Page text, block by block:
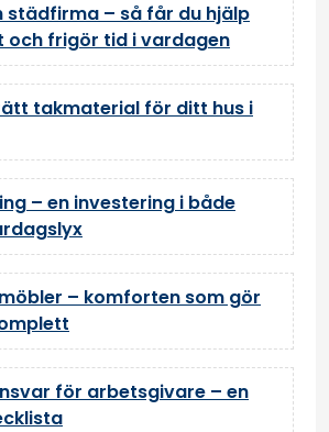
städfirma – så får du hjälp
och frigör tid i vardagen
takmaterial för ditt hus i
– en investering i både
– komforten som gör
för arbetsgivare – en